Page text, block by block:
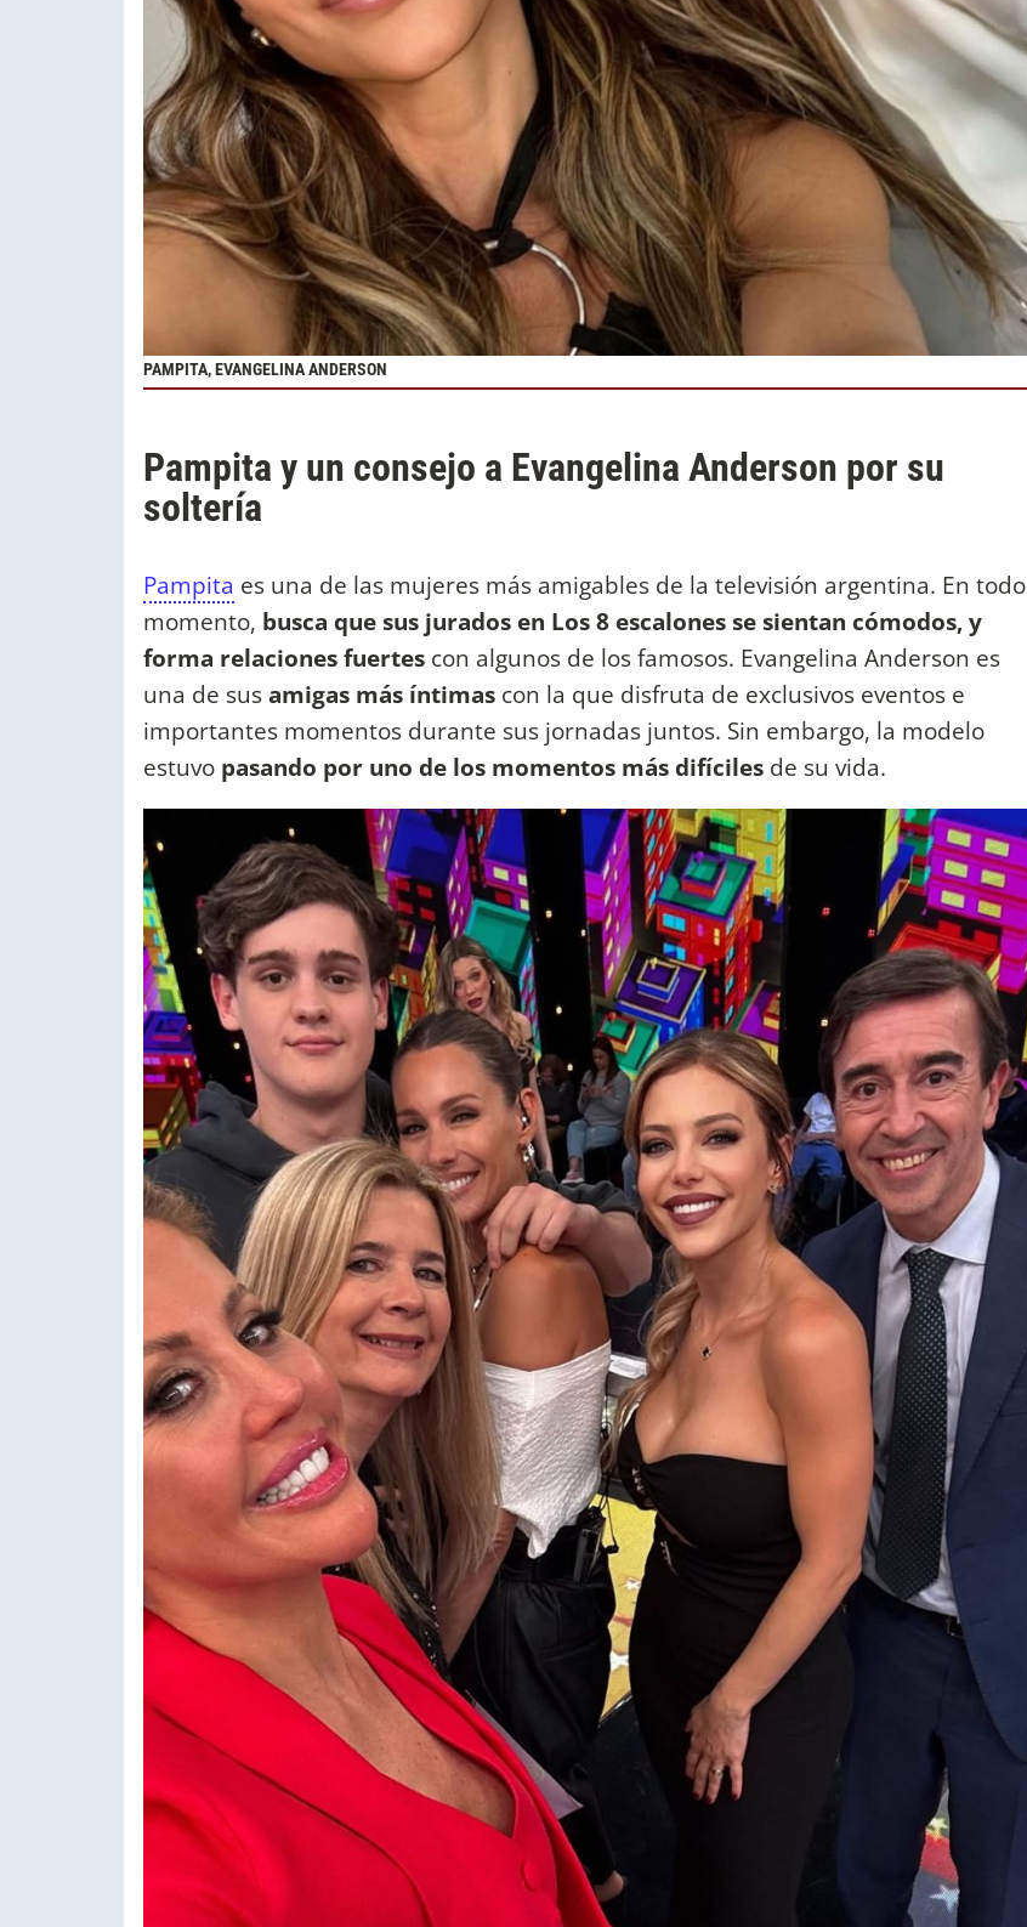
PAMPITA, EVANGELINA ANDERSON
Pampita y un consejo a Evangelina Anderson por su
soltería
Pampita es una de las mujeres más amigables de la televisión argentina. En todo
momento, busca que sus jurados en Los 8 escalones se sientan cómodos, y
forma relaciones fuertes con algunos de los famosos. Evangelina Anderson es
una de susamigas más íntimas con la que disfruta de exclusivos eventos e
importantes momentos durante sus jornadas juntos. Sin embargo, la modelo
estuvo pasando por uno de los momentos más difíciles de su vida.